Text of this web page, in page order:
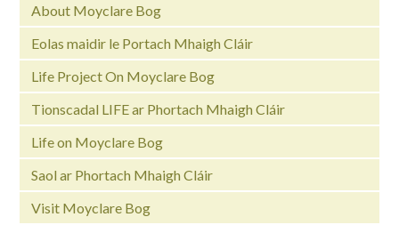
About Moyclare Bog
Eolas maidir le Portach Mhaigh Cláir
Life Project On Moyclare Bog
Tionscadal LIFE ar Phortach Mhaigh Cláir
Life on Moyclare Bog
Saol ar Phortach Mhaigh Cláir
Visit Moyclare Bog